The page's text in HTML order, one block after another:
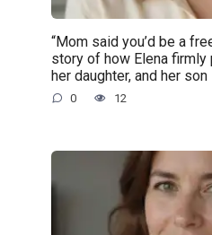
“Mom said you’d be a
story of how Elena firmly
her daughter, and her
0 12